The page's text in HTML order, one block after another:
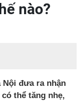
nào?
Nội đưa ra nhận
thể tăng nhẹ,